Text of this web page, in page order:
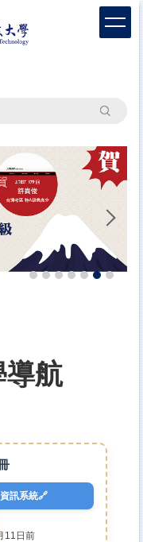
搜尋
航
訊系統🔗
11日前